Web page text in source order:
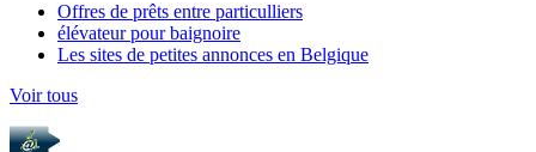
Offres de prêts entre particulliers
élévateur pour baignoire
Les sites de petites annonces en Belgique
Voir tous